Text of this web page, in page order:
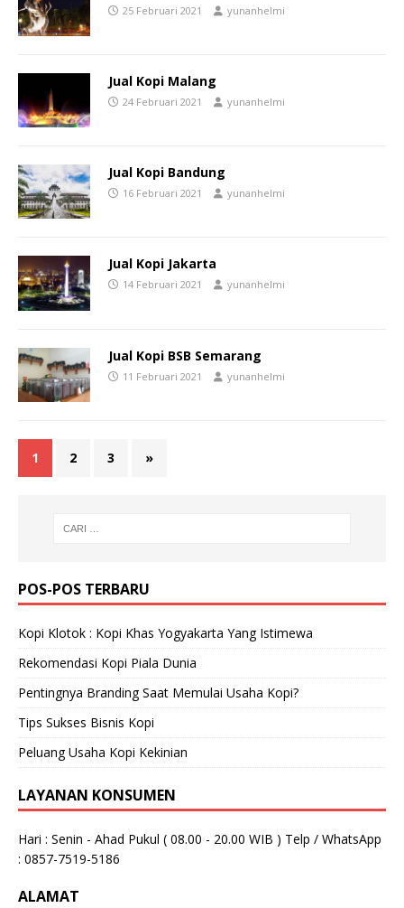
25 Februari 2021 yunanhelmi
Jual Kopi Malang
24 Februari 2021 yunanhelmi
Jual Kopi Bandung
16 Februari 2021 yunanhelmi
Jual Kopi Jakarta
14 Februari 2021 yunanhelmi
Jual Kopi BSB Semarang
11 Februari 2021 yunanhelmi
1 2 3 »
POS-POS TERBARU
Kopi Klotok : Kopi Khas Yogyakarta Yang Istimewa
Rekomendasi Kopi Piala Dunia
Pentingnya Branding Saat Memulai Usaha Kopi?
Tips Sukses Bisnis Kopi
Peluang Usaha Kopi Kekinian
LAYANAN KONSUMEN
Hari : Senin - Ahad Pukul ( 08.00 - 20.00 WIB ) Telp / WhatsApp
: 0857-7519-5186
ALAMAT